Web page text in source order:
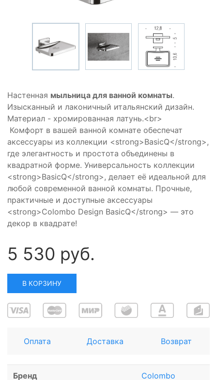
Настенная мыльница для ванной комнаты.
Изысканный и лаконичный итальянский дизайн.
Материал - хромированная латунь.<br>
Комфорт в вашей ванной комнате обеспечат
аксессуары из коллекции <strong>BasicQ</strong>,
где элегантность и простота объединены в
квадратной форме. Универсальность коллекции
<strong>BasicQ</strong>, делает её идеальной для
любой современной ванной комнаты. Прочные,
практичные и доступные аксессуары
<strong>Colombo Design BasicQ</strong> — это
декор в квадрате!
5 530 руб.
В КОРЗИНУ
Оплата Доставка Возврат
Бренд Colombo